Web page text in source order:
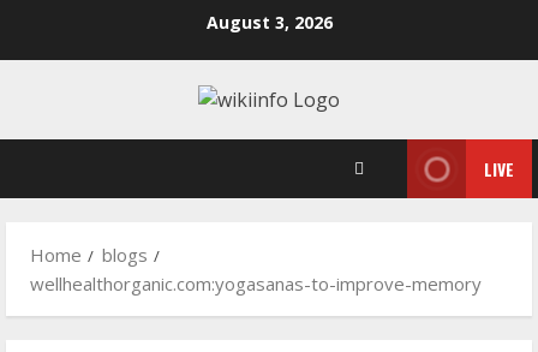
August 3, 2026
LIVE
Home
blogs
wellhealthorganic.com:yogasanas-to-improve-memory